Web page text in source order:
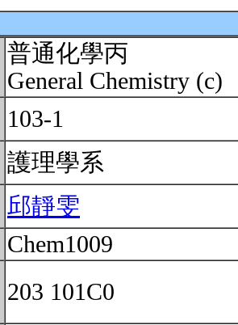
普通化學丙
General Chemistry (c)
103-1
護理學系
邱靜雯
Chem1009
203 101C0